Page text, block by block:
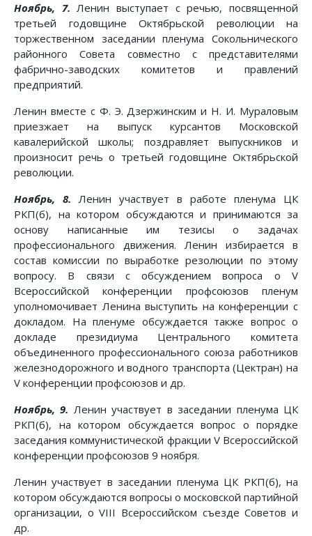
Ноябрь, 7. Ленин выступает с речью, посвященной
третьей годовщине Октябрьской революции на
торжественном заседании пленума Сокольнического
районного Совета совместно с представителями
фабрично-заводских комитетов и правлений
предприятий.
Ленин вместе с Ф. Э. Дзержинским и Н. И. Мураловым
приезжает на выпуск курсантов Московской
кавалерийской школы; поздравляет выпускников и
произносит речь о третьей годовщине Октябрьской
революции.
Ноябрь, 8. Ленин участвует в работе пленума ЦК
РКП(б), на котором обсуждаются и принимаются за
основу написанные им тезисы о задачах
профессионального движения. Ленин избирается в
состав комиссии по выработке резолюции по этому
вопросу. В связи с обсуждением вопроса о V
Всероссийской конференции профсоюзов пленум
уполномочивает Ленина выступить на конференции с
докладом. На пленуме обсуждается также вопрос о
докладе президиума Центрального комитета
объединенного профессионального союза работников
железнодорожного и водного транспорта (Цектран) на
V конференции профсоюзов и др.
Ноябрь, 9. Ленин участвует в заседании пленума ЦК
РКП(б), на котором обсуждается вопрос о порядке
заседания коммунистической фракции V Всероссийской
конференции профсоюзов 9 ноября.
Ленин участвует в заседании пленума ЦК РКП(б), на
котором обсуждаются вопросы о московской партийной
организации, о VIII Всероссийском съезде Советов и
др.